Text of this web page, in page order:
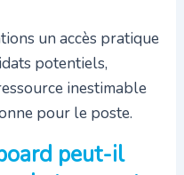
un accès pratique
potentiels,
inestimable
pour le poste.
peut-il